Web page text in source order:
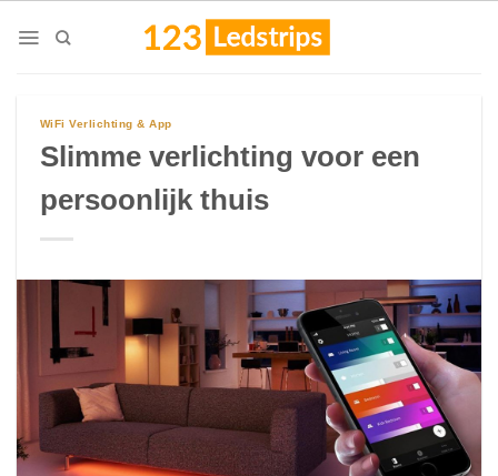
WiFi Verlichting & App
Slimme verlichting voor een
persoonlijk thuis